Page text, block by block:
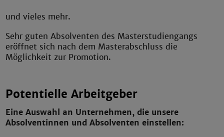
und vieles mehr.
Sehr guten Absolventen des Masterstudiengangs
eröffnet sich nach dem Masterabschluss die
Möglichkeit zur Promotion.
Potentielle Arbeitgeber
Eine Auswahl an Unternehmen, die unsere
Absolventinnen und Absolventen einstellen: